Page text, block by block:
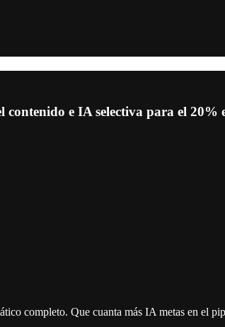
e IA selectiva para el 20%
completo. Que cuanta más IA metas en el